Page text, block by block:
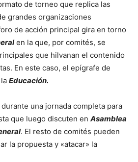
de torneo que replica las
grandes organizaciones
de acción principal gira en torno
en la que, por comités, se
que hilvanan el contenido
En este caso, el epígrafe de
Educación.
una jornada completa para
que luego discuten en Asamblea
. El resto de comités pueden
la propuesta y «atacar» la